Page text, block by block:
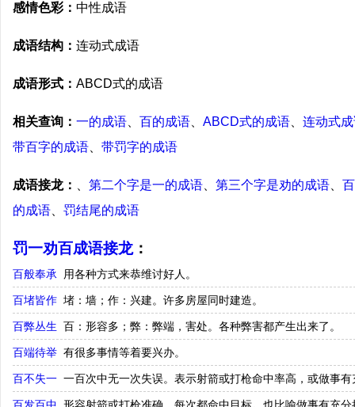
感情色彩： 中性成语
成语结构： 连动式成语
成语形式： ABCD式的成语
相关查询： 一的成语 百的成语 ABCD式的成语
连动式
带百字的成语
带罚字的成语
成语接龙： 第二个字是一的成语 第三个字是劝的成语
的成语
罚结尾的成语
罚一劝百成语接龙：
百般奉承 用各种方式来恭维讨好人。
百堵皆作 堵：墙；作：兴建。许多房屋同时建造。
百弊丛生 百：形容多；弊：弊端，害处。各种弊害都产生出来了。
百端待举 有很多事情等着要兴办。
百不失一 一百次中无一次失误。表示射箭或打枪命中率高，或做事有